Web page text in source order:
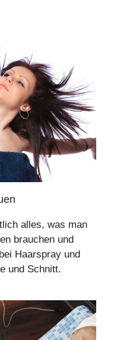
alles, was man
brauchen und
Haarspray und
und Schnitt.